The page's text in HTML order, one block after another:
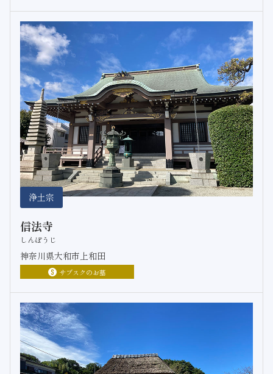
浄土宗
信法寺
しんぽうじ
神奈川県大和市上和田
サブスクのお墓